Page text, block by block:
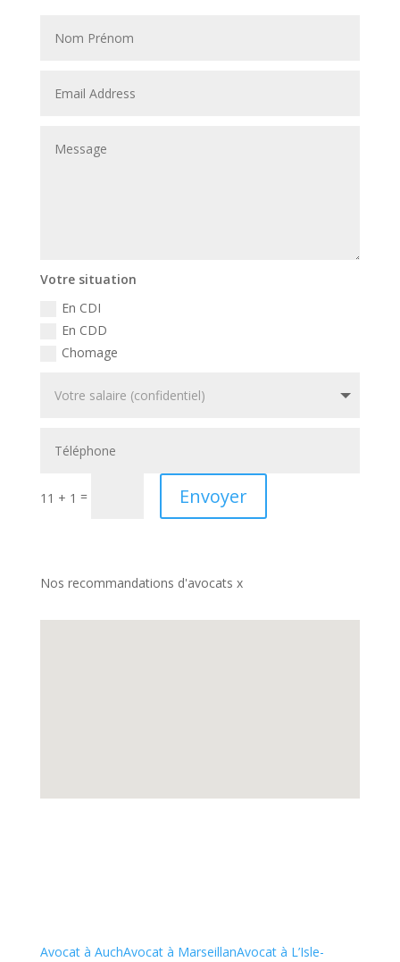
Votre situation
En CDI
En CDD
Chomage
11 + 1 = Envoyer
Nos recommandations d'avocats x
Avocat à AuchAvocat à MarseillanAvocat à L’Isle-